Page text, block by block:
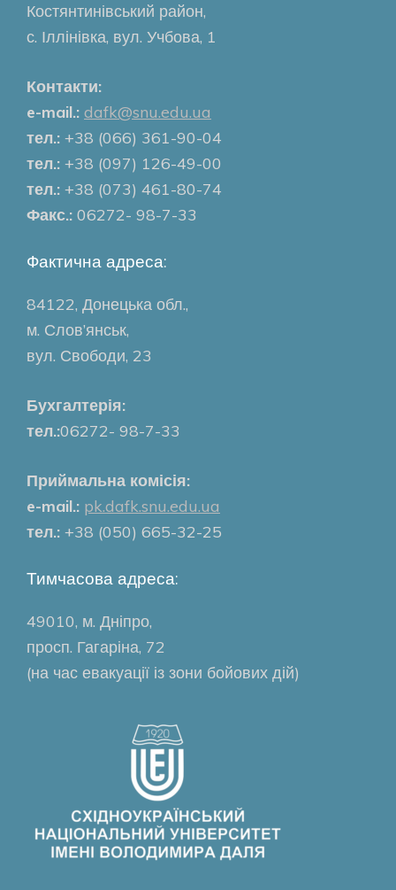
Костянтинівський район,
с. Іллінівка, вул. Учбова, 1
Контакти:
e-mail.: dafk@snu.edu.ua
тел.: +38 (066) 361-90-04
тел.: +38 (097) 126-49-00
тел.: +38 (073) 461-80-74
Факс.: 06272- 98-7-33
Фактична адреса:
84122, Донецька обл.,
м. Слов’янськ,
вул. Свободи, 23
Бухгалтерія:
тел.:06272- 98-7-33
Приймальна комісія:
e-mail.: pk.dafk.snu.edu.ua
тел.: +38 (050) 665-32-25
Тимчасова адреса:
49010, м. Дніпро,
просп. Гагаріна, 72
(на час евакуації із зони бойових дій)